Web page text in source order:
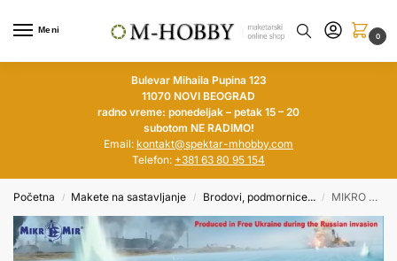
Meni
0
Bulevar Mihaila Pupina 123
11070 NOVI BEOGRAD
radno vreme: ponedeljak – petak 15 – 20
subotom NE RADIMO!
Email: kontakt@spektar-mhobby.com
Telefon: +381 63 80 95 154
Početna / Makete na sastavljanje / Brodovi, podmornice... / MIKRO MIR 1/35 Ukraine’s Maritime Drone (USV)